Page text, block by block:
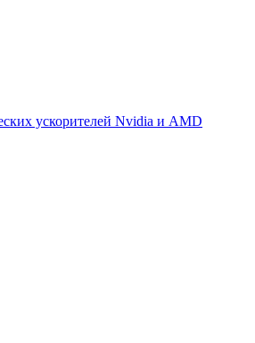
ускорителей Nvidia и AMD